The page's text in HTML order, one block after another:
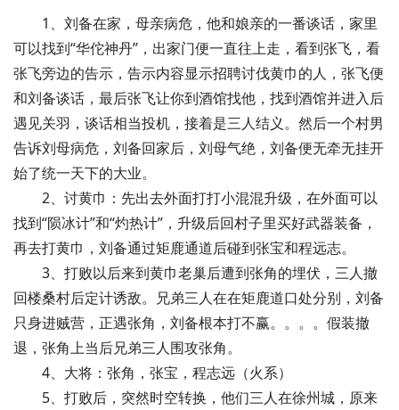
1、刘备在家，母亲病危，他和娘亲的一番谈话，家里
可以找到“华佗神丹”，出家门便一直往上走，看到张飞，看
张飞旁边的告示，告示内容显示招聘讨伐黄巾的人，张飞便
和刘备谈话，最后张飞让你到酒馆找他，找到酒馆并进入后
遇见关羽，谈话相当投机，接着是三人结义。然后一个村男
告诉刘母病危，刘备回家后，刘母气绝，刘备便无牵无挂开
始了统一天下的大业。
2、讨黄巾：先出去外面打打小混混升级，在外面可以
找到“陨冰计”和“灼热计”，升级后回村子里买好武器装备，
再去打黄巾，刘备通过矩鹿通道后碰到张宝和程远志。
3、打败以后来到黄巾老巢后遭到张角的埋伏，三人撤
回楼桑村后定计诱敌。兄弟三人在在矩鹿道口处分别，刘备
只身进贼营，正遇张角，刘备根本打不赢。。。。假装撤
退，张角上当后兄弟三人围攻张角。
4、大将：张角，张宝，程志远（火系）
5、打败后，突然时空转换，他们三人在徐州城，原来